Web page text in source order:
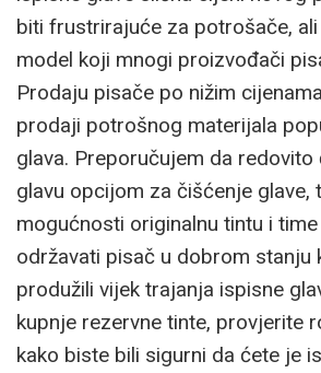
biti frustrirajuće za potrošače,
model koji mnogi proizvođači
Prodaju pisače po nižim
prodaji potrošnog materijala
glava. Preporučujem da
glavu opcijom za čišćenje glave,
mogućnosti originalnu tintu i
održavati pisač u dobrom stanju
produžili vijek trajanja ispisne
kupnje rezervne tinte, provjerite
kako biste bili sigurni da ćete je